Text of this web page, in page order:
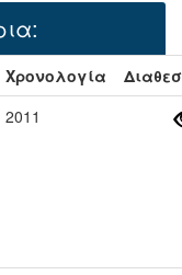
Χρονολογία
2011